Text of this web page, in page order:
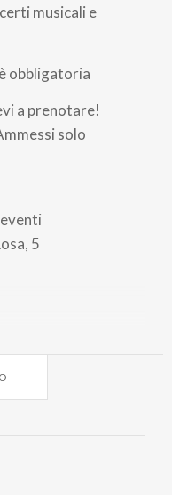
musicali e
obbligatoria
a prenotare!
solo
5